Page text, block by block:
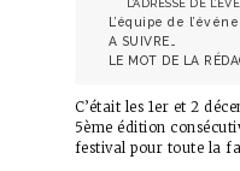
L’ADRESSE DE
L’équipe de
A SUIVRE…
LE MOT DE LA
C’était les 1er et 2
5ème édition
festival pour toute la